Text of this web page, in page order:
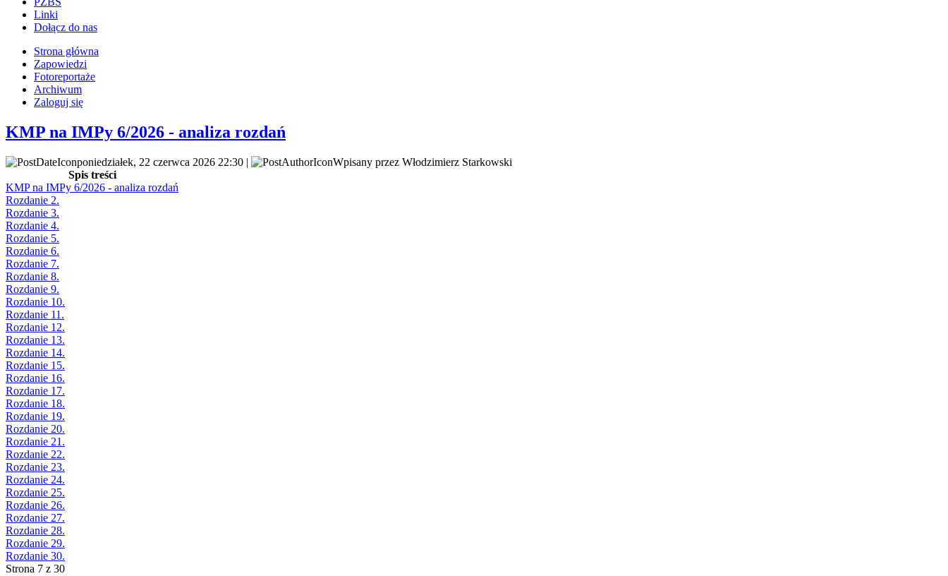
Linki
Dołącz do nas
Strona główna
Zapowiedzi
Fotoreportaże
Archiwum
Zaloguj się
KMP na IMPy 6/2026 - analiza rozdań
poniedziałek, 22 czerwca 2026 22:30 |
Wpisany przez Włodzimierz Starkowski
Spis treści
KMP na IMPy 6/2026 - analiza rozdań
Rozdanie 2.
Rozdanie 3.
Rozdanie 4.
Rozdanie 5.
Rozdanie 6.
Rozdanie 7.
Rozdanie 8.
Rozdanie 9.
Rozdanie 10.
Rozdanie 11.
Rozdanie 12.
Rozdanie 13.
Rozdanie 14.
Rozdanie 15.
Rozdanie 16.
Rozdanie 17.
Rozdanie 18.
Rozdanie 19.
Rozdanie 20.
Rozdanie 21.
Rozdanie 22.
Rozdanie 23.
Rozdanie 24.
Rozdanie 25.
Rozdanie 26.
Rozdanie 27.
Rozdanie 28.
Rozdanie 29.
Rozdanie 30.
Strona 7 z 30